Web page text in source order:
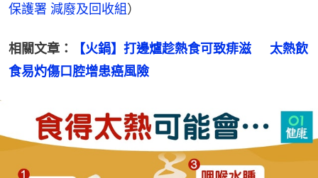
保護署 減廢及回收組）
相關文章：
【火鍋】打邊爐趁熱食可致痱滋　  太熱飲
食易灼傷口腔增患癌風險